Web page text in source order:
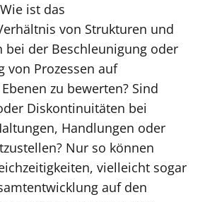
ist das
von Strukturen und
bei der Beschleunigung oder
von Prozessen auf
zu bewerten? Sind
Diskontinuitäten bei
Handlungen oder
Nur so können
vielleicht sogar
auf den